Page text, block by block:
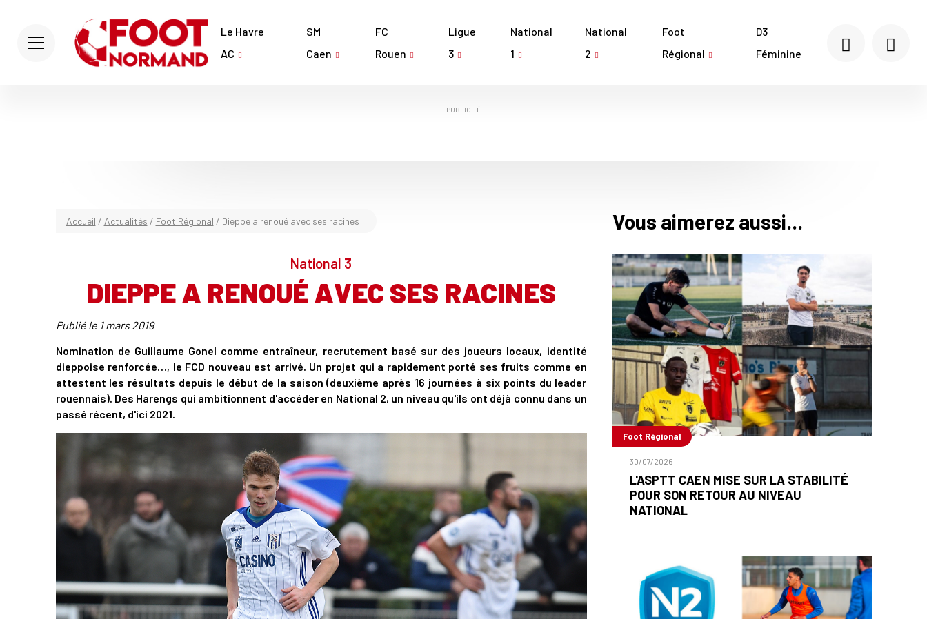
Le Havre
AC
SM
Caen
FC
Rouen
Ligue
3
National
1
National
2
Foot
Régional
D3
Féminine
PUBLICITÉ
Accueil / Actualités / Foot Régional / Dieppe a renoué avec ses racines
National 3
DIEPPE A RENOUÉ AVEC SES RACINES
Publié le 1 mars 2019
Nomination de Guillaume Gonel comme entraîneur, recrutement basé sur des joueurs locaux, identité
dieppoise renforcée…, le FCD nouveau est arrivé. Un projet qui a rapidement porté ses fruits comme en
attestent les résultats depuis le début de la saison (deuxième après 16 journées à six points du leader
rouennais). Des Harengs qui ambitionnent d'accéder en National 2, un niveau qu'ils ont déjà connu dans un
passé récent, d'ici 2021.
Vous aimerez aussi...
Foot Régional
30/07/2026
L'ASPTT CAEN MISE SUR LA STABILITÉ
POUR SON RETOUR AU NIVEAU
NATIONAL